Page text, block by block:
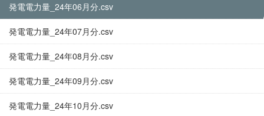
発電電力量_24年06月分.csv
発電電力量_24年07月分.csv
発電電力量_24年08月分.csv
発電電力量_24年09月分.csv
発電電力量_24年10月分.csv